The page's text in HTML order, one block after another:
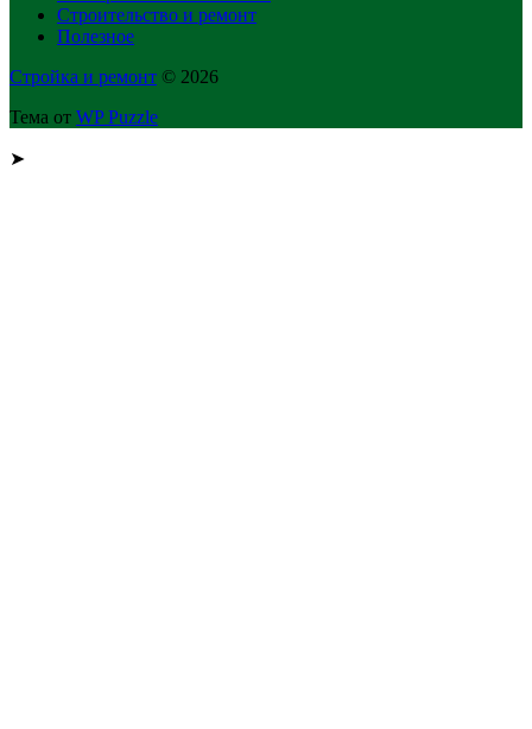
Строительство и ремонт
Полезное
Стройка и ремонт © 2026
Тема от WP Puzzle
➤